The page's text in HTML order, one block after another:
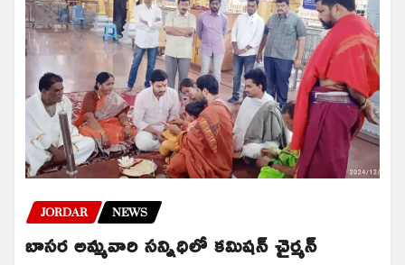
JORDAR NEWS
బాసర అమ్మవారి సన్నిధిలో కమిషన్ చైర్మన్